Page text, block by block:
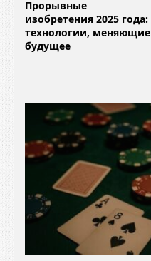
Прорывные
изобретения 2025 года:
технологии, меняющие
будущее